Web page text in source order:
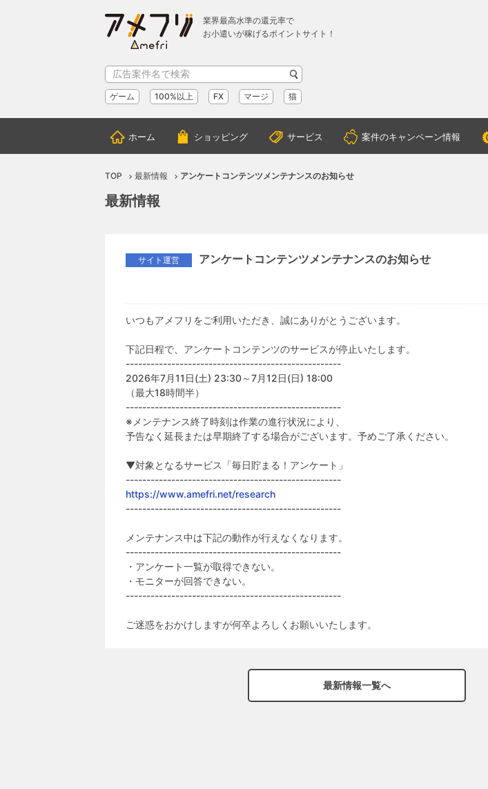
業界最高水準の還元率で
お小遣いが稼げるポイントサイト！
ゲーム 100%以上 FX マージ 猫
ホーム ショッピング サービス 案件のキャンペーン情報
TOP 最新情報 アンケートコンテンツメンテナンスのお知らせ
最新情報
サイト運営 アンケートコンテンツメンテナンスのお知らせ
いつもアメフリをご利用いただき、誠にありがとうございます。
下記日程で、アンケートコンテンツのサービスが停止いたします。
----------------------------------------------------
2026年7月11日(土) 23:30～7月12日(日) 18:00
（最大18時間半）
----------------------------------------------------
※メンテナンス終了時刻は作業の進行状況により、
予告なく延長または早期終了する場合がございます。予めご了承ください。
▼対象となるサービス「毎日貯まる！アンケート」
----------------------------------------------------
https://www.amefri.net/research
----------------------------------------------------
メンテナンス中は下記の動作が行えなくなります。
----------------------------------------------------
・アンケート一覧が取得できない。
・モニターが回答できない。
----------------------------------------------------
ご迷惑をおかけしますが何卒よろしくお願いいたします。
最新情報一覧へ